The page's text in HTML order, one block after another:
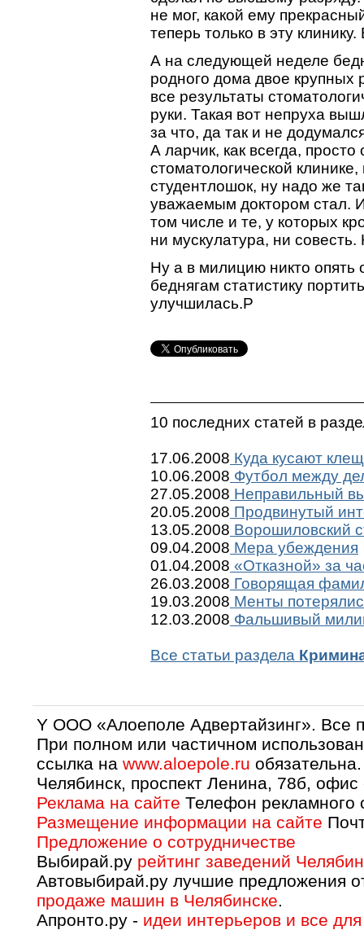
не мог, какой ему
теперь только в эту
А на следующей неделе
родного дома двое крупных
все результаты
руки. Такая вот непруха
за что, да так и не
А ларчик, как всегда,
стоматологической
студентлошок, ну надо же
уважаемым доктором стал.
том числе и те, у которых
ни мускулатура, ни
Ну а в милицию никто опять
беднягам статистику
улучшилась.P
10 последних статей в
17.06.2008 Куда кусают
10.06.2008 Футбол между
27.05.2008 Неправильный
20.05.2008 Продвинутый
13.05.2008 Ворошиловский
09.04.2008 Мера убеждения
01.04.2008 «Отказной» за
26.03.2008 Говорящая
19.03.2008 Менты
12.03.2008 Фальшивый
Все статьи раздела
Y OOO «Алоеполе Адвертайзинг».
При полном или частичном
ссылка на www.aloepole.ru обязательна.
Челябинск, проспект Ленина, 78б, офис
Реклама на сайте Телефон рекламного
Размещение информации на сайте
Предложение о сотрудничестве
Выбирай.ру рейтинг заведений
Автовыбирай.ру лучшие предложения
продаже машин в Челябинске.
Апронто.ру - идеи интерьеров и все